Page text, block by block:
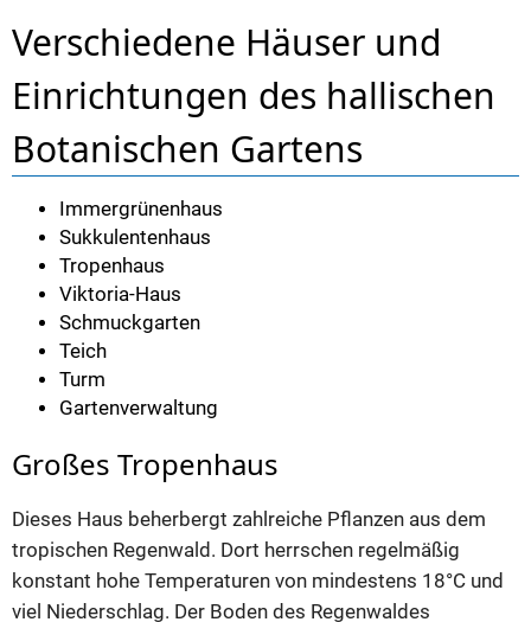
Verschiedene Häuser und
Einrichtungen des hallischen
Botanischen Gartens
Immergrünenhaus
Sukkulentenhaus
Tropenhaus
Viktoria-Haus
Schmuckgarten
Teich
Turm
Gartenverwaltung
Großes Tropenhaus
Dieses Haus beherbergt zahlreiche Pflanzen aus dem
tropischen Regenwald. Dort herrschen regelmäßig
konstant hohe Temperaturen von mindestens 18°C und
viel Niederschlag. Der Boden des Regenwaldes